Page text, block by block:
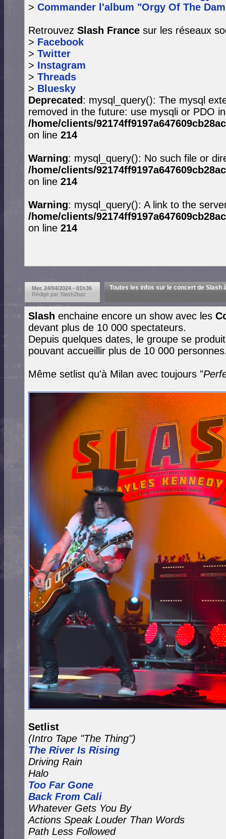
> Commander l'album "Orgy Of The
Retrouvez Slash France sur les réseaux
> Facebook
> Twitter
> Instagram
> Threads
> Bluesky
Deprecated: mysql_query(): The mysql
removed in the future: use mysqli or PDO
/home/clients/
on line 214
Warning: mysql_query(): No such file or
/home/clients/
on line 214
Warning: mysql_query(): A link to the
/home/clients/
on line 214
Mer. 24/04/2024 - 01h36
Rédigé par Slash2baz
Toutes les infos sur le concert de Slash
Slash enchaine encore un show avec les
devant plus de 10 000 spectateurs.
Depuis quelques dates, le groupe se
pouvant accueillir plus de 10 000
Même setlist qu'à Milan avec toujours "
Setlist
(Intro Tape "The Thing")
The River Is Rising
Driving Rain
Halo
Too Far Gone
Back From Cali
Whatever Gets You By
Actions Speak Louder Than Words
Path Less Followed